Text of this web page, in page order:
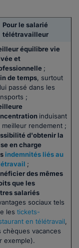
Pour le salarié
télétravailleur
équilibre vie
et
;
de temps, surtout
passé dans les
;
induisant
meilleur rendement ;
d'obtenir la
en charge
indemnités liés au
;
des mêmes
que les
salariés
sociaux tels
les tickets-
en télétravail,
chèques vacances
exemple).